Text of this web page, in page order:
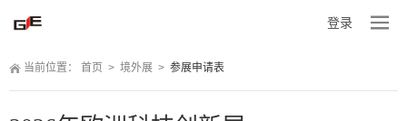
登录
当前位置： 首页 > 境外展 > 参展申请表